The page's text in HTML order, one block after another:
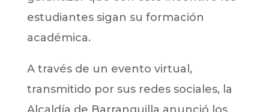
estudiantes sigan su formación
académica.
A través de un evento virtual,
transmitido por sus redes sociales, la
Alcaldía de Barranquilla anunció los